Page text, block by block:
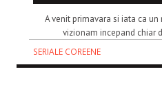
A venit primavara si iata ca
vizionam incepand chiar
SERIALE COREENE